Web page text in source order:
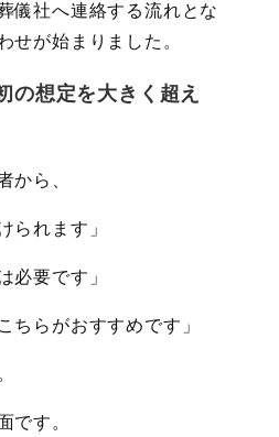
儀社へ連絡する流れとな
せが始まりました。
の想定を大きく超え
から、
られます」
必要です」
ちらがおすすめです」
です。